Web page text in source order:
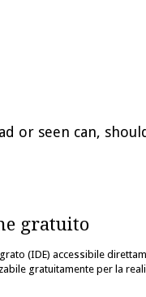
or seen can,
gratuito
(IDE) accessibile
gratuitamente per la